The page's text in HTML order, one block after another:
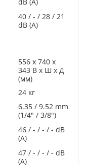
40 / - / 28 / 21
dB (A)
556 x 740 x
343 В x Ш x Д
(мм)
24 кг
6.35 / 9.52 mm
(1/4" / 3/8")
46 / - / - / - dB
(A)
47 / - / - / - dB
(A)